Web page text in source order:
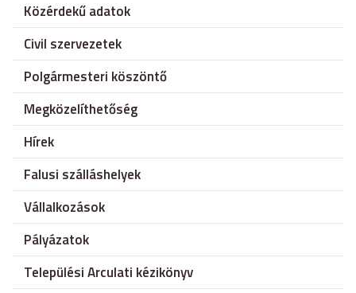
Közérdekű adatok
Civil szervezetek
Polgármesteri köszöntő
Megközelíthetőség
Hírek
Falusi szálláshelyek
Vállalkozások
Pályázatok
Települési Arculati kézikönyv